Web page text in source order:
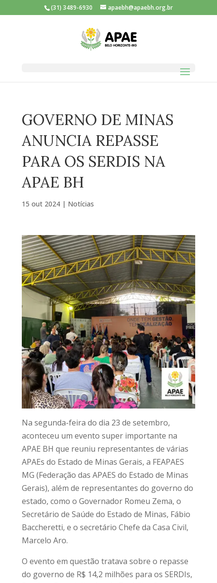
(31) 3489-6930 apaebh@apaebh.org.br
GOVERNO DE MINAS
ANUNCIA REPASSE
PARA OS SERDIS NA
APAE BH
15 out 2024| Notícias
Na segunda-feira do dia 23 de setembro,
aconteceu um evento super importante na
APAE BH que reuniu representantes de várias
APAEs do Estado de Minas Gerais, a FEAPAES
MG (Federação das APAES do Estado de Minas
Gerais), além de representantes do governo do
estado, como o Governador Romeu Zema, o
Secretário de Saúde do Estado de Minas, Fábio
Baccheretti, e o secretário Chefe da Casa Civil,
Marcelo Aro.
O evento em questão tratava sobre o repasse
do governo de R$ 14,2 milhões para os SERDIs,